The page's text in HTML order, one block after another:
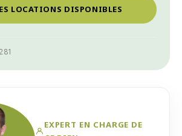
LOCATIONS DISPONIBLES
EXPERT EN CHARGE DE